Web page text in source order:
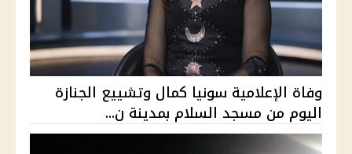
وفاة الإعلامية سونيا كمال وتشييع الجنازة
اليوم من مسجد السلام بمدينة ن...